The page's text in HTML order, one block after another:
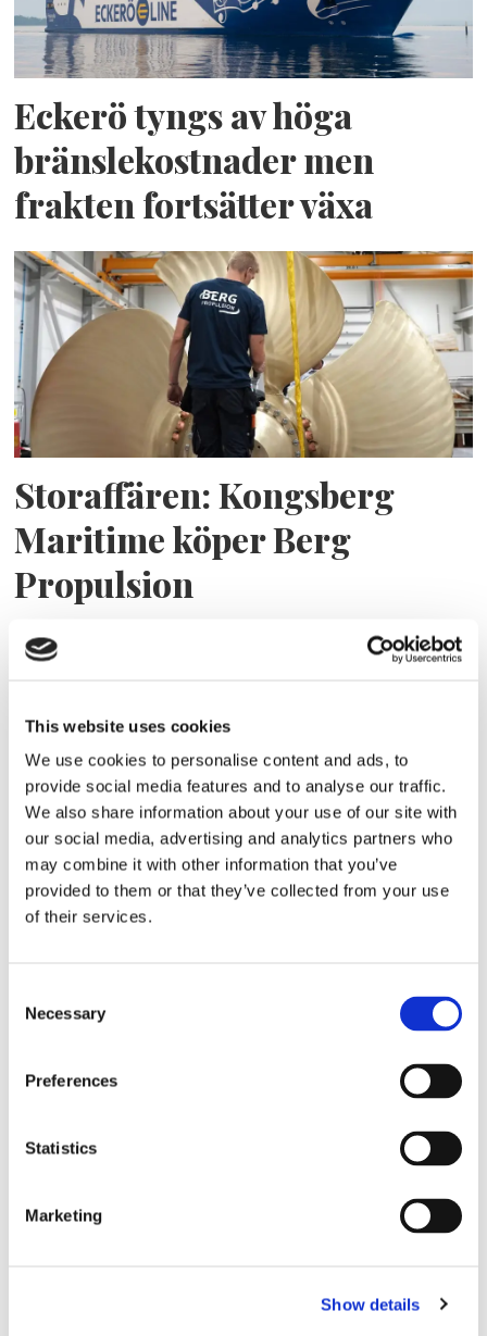
This website uses cookies
We use cookies to personalise content and ads, to
provide social media features and to analyse our traffic.
We also share information about your use of our site with
our social media, advertising and analytics partners who
may combine it with other information that you’ve
provided to them or that they’ve collected from your use
of their services.
Selection
Necessary
Preferences
Statistics
Marketing
Show details
Eckerö tyngs av höga
bränslekostnader men
frakten fortsätter växa
Storaffären: Kongsberg
Maritime köper Berg
Propulsion
Sirius tar leverans av
nybygge
Lars ”Lasse” Fransén